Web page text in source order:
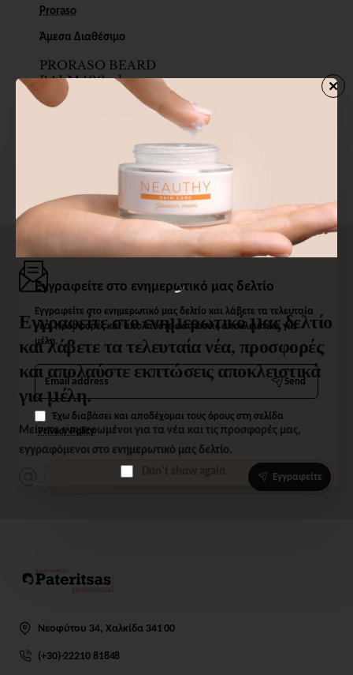
Εγγραφείτε στο ενημερωτικό μας δελτίο
Εγγραφείτε στο ενημερωτικό μας δελτίο και λάβετε τα τελευταία
νέα, προσφορές και απολαύστε εκπτώσεις αποκλειστικά για
μέλη.
Email
address
Send
Έχω διαβάσει και αποδέχομαι τους όρους στη σελίδα
Privacy Policy
Proraso
Άμεσα Διαθέσιμο
PRORASO BEARD
BALM 100ml
12,64€
You have reached the end of the list.
Εγγραφείτε στο ενημερωτικό μας δελτίο
και λάβετε τα τελευταία νέα, προσφορές
και απολαύστε εκπτώσεις αποκλειστικά
για μέλη.
Μείνετε ενημερωμένοι για τα νέα και τις προσφορές μας,
εγγραφόμενοι στο ενημερωτικό μας δελτίο.
Εγγραφείτε
Νεοφύτου 34, Χαλκίδα 341 00
(+30)-22210 81848